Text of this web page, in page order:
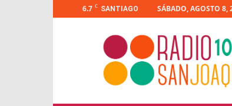
6.7 C SANTIAGO SÁBADO, AGOSTO 8,
Radio
Joaquín